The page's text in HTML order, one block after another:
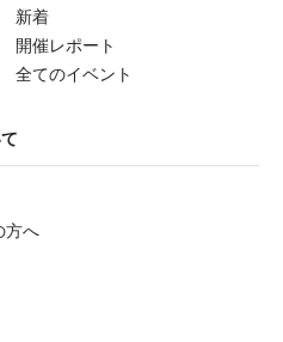
新着
開催レポート
全てのイベント
方へ